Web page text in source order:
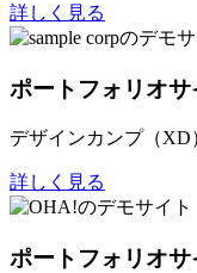
詳しく見る
ポートフォリオサ
デザインカンプ（
詳しく見る
ポートフォリオサ